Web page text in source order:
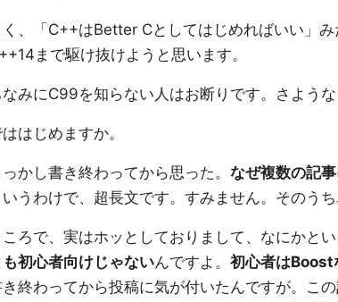
く、「C++はBetter Cとしてはじめればいい」
まで駆け抜けようと思います。
なみにC99を知らない人はお断りです。さような
はじめますか。
っかし書き終わってから思った。 なぜ複数の記
いうわけで、超長文です。すみません。そのう
ころで、実はホッとしておりまして、なにかと
も初心者向けじゃないんですよ。 初心者はBoost
終わってから投稿に気が付いたんですが。こ